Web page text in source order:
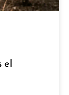
el